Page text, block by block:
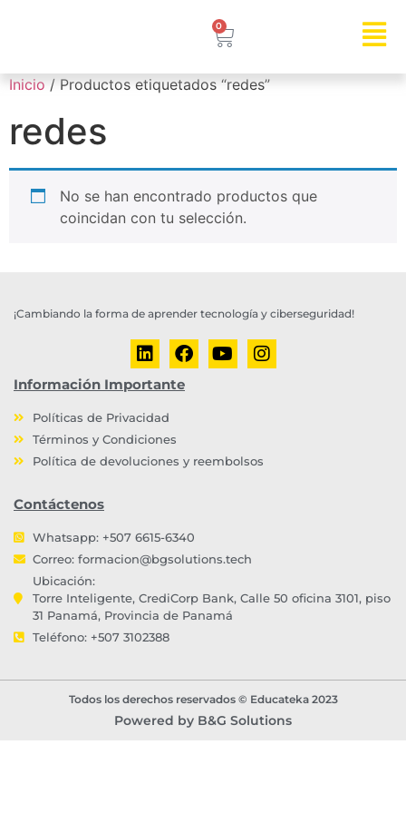
0
Inicio / Productos etiquetados “redes”
redes
No se han encontrado productos que
coincidan con tu selección.
¡Cambiando la forma de aprender tecnología y ciberseguridad!
Información Importante
Políticas de Privacidad
Términos y Condiciones
Política de devoluciones y reembolsos
Contáctenos
Whatsapp: +507 6615-6340
Correo:formacion@bgsolutions.tech
Ubicación:
Torre Inteligente, CrediCorp Bank, Calle 50 oficina 3101, piso
31 Panamá, Provincia de Panamá
Teléfono: +507 3102388
Todos los derechos reservados © Educateka 2023
Powered by B&G Solutions